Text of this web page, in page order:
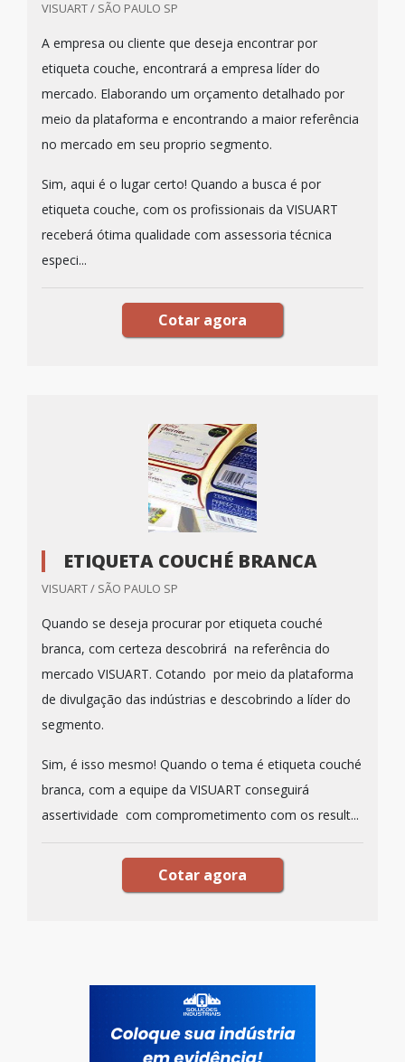
VISUART / SÃO PAULO SP
A empresa ou cliente que deseja encontrar por
etiqueta couche, encontrará a empresa líder do
mercado. Elaborando um orçamento detalhado por
meio da plataforma e encontrando a maior referência
no mercado em seu proprio segmento.
Sim, aqui é o lugar certo! Quando a busca é por
etiqueta couche, com os profissionais da VISUART
receberá ótima qualidade com assessoria técnica
especi...
Cotar agora
ETIQUETA COUCHÉ BRANCA
VISUART / SÃO PAULO SP
Quando se deseja procurar por etiqueta couché
branca, com certeza descobrirá na referência do
mercado VISUART. Cotando por meio da plataforma
de divulgação das indústrias e descobrindo a líder do
segmento.
Sim, é isso mesmo! Quando o tema é etiqueta couché
branca, com a equipe da VISUART conseguirá
assertividade com comprometimento com os result...
Cotar agora